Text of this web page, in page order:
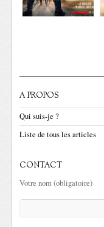
A PROPOS
Qui suis-je ?
Liste de tous les articles
CONTACT
Votre nom (obligatoire)